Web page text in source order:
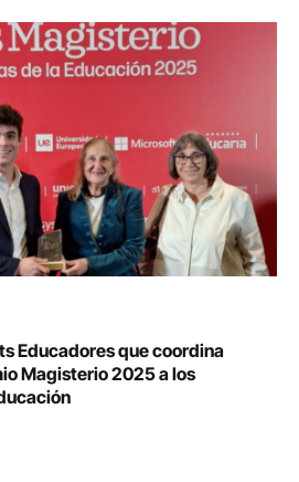
Educadores que coordina
Magisterio 2025 a los